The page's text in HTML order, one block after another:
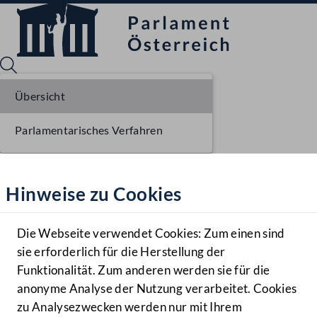
Hilfe
Benutzer
Navigationsmenü öffnen
MENÜ
Hinweise zu Cookies
Die Webseite verwendet Cookies: Zum einen sind
sie erforderlich für die Herstellung der
Funktionalität. Zum anderen werden sie für die
anonyme Analyse der Nutzung verarbeitet. Cookies
zu Analysezwecken werden nur mit Ihrem
Übersicht
Parlamentarisches Verfahren